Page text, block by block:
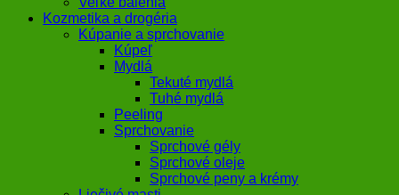
Kozmetika a drogéria
Kúpanie a sprchovanie
Kúpeľ
Mydlá
Tekuté mydlá
Tuhé mydlá
Peeling
Sprchovanie
Sprchové gély
Sprchové oleje
Sprchové peny a krémy